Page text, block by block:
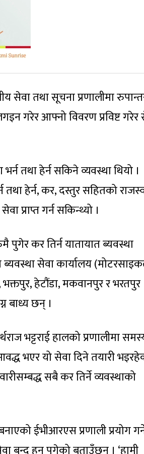
सेवा तथा सूचना प्रणालीमा
गरेर आफ्नो विवरण प्रविष्ट गरेर
तथा हेर्न सकिने व्यवस्था थियो ।
तथा हेर्न, कर, दस्तुर सहितको
प्राप्त गर्न सकिन्थ्यो ।
पुगेर कर तिर्न यातायात ब्यवस्था
सेवा कार्यालय
भक्तपुर, हेटौंडा, मकवानपुर र भरतपुर
बाध्य छन् ।
भट्टराई हालको प्रणालीमा
भएर यो सेवा दिने तयारी
सबै कर तिर्ने व्यवस्थाको
ईभीआरएस प्रणाली प्रयोग